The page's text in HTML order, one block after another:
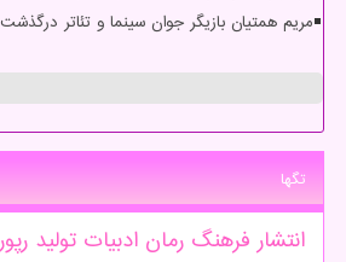
مریم همتیان بازیگر جوان سینما و تئاتر درگذشت
تگها
انتشار فرهنگ رمان ادبیات تولید